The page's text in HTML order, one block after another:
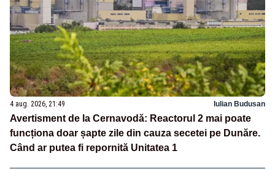
4 aug. 2026, 21:49 Iulian Budusan
Avertisment de la Cernavodă: Reactorul 2 mai poate
funcționa doar șapte zile din cauza secetei pe Dunăre.
Când ar putea fi repornită Unitatea 1